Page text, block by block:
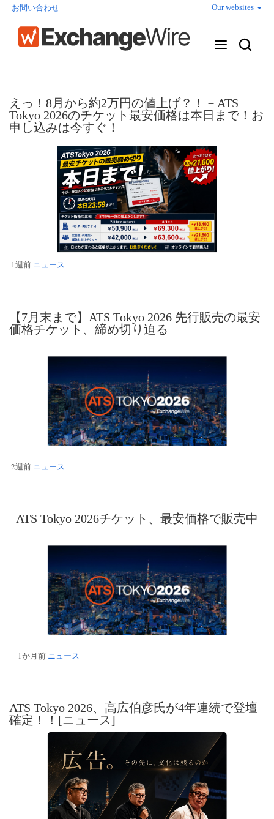
お問い合わせ Our websites
1週前 ニュース
えっ！8月から約2万円の値上げ？！－ATS
Tokyo 2026のチケット最安価格は本日まで！お
申し込みは今すぐ！
2週前 ニュース
【7月末まで】ATS Tokyo 2026 先行販売の最安
価格チケット、締め切り迫る
1か月前 ニュース
ATS Tokyo 2026チケット、最安価格で販売中
ATS Tokyo 2026、高広伯彦氏が4年連続で登壇
確定！！[ニュース]